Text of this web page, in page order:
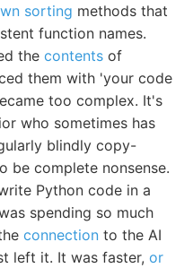
sorting methods that
function names.
the contents of
them with 'your code
too complex. It's
who sometimes has
blindly copy-
be complete nonsense.
Python code in a
spending so much
connection to the AI
left it. It was faster, or